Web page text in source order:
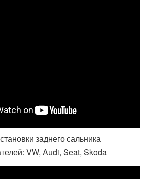
заднего сальника
VW, Audi, Seat, Skoda